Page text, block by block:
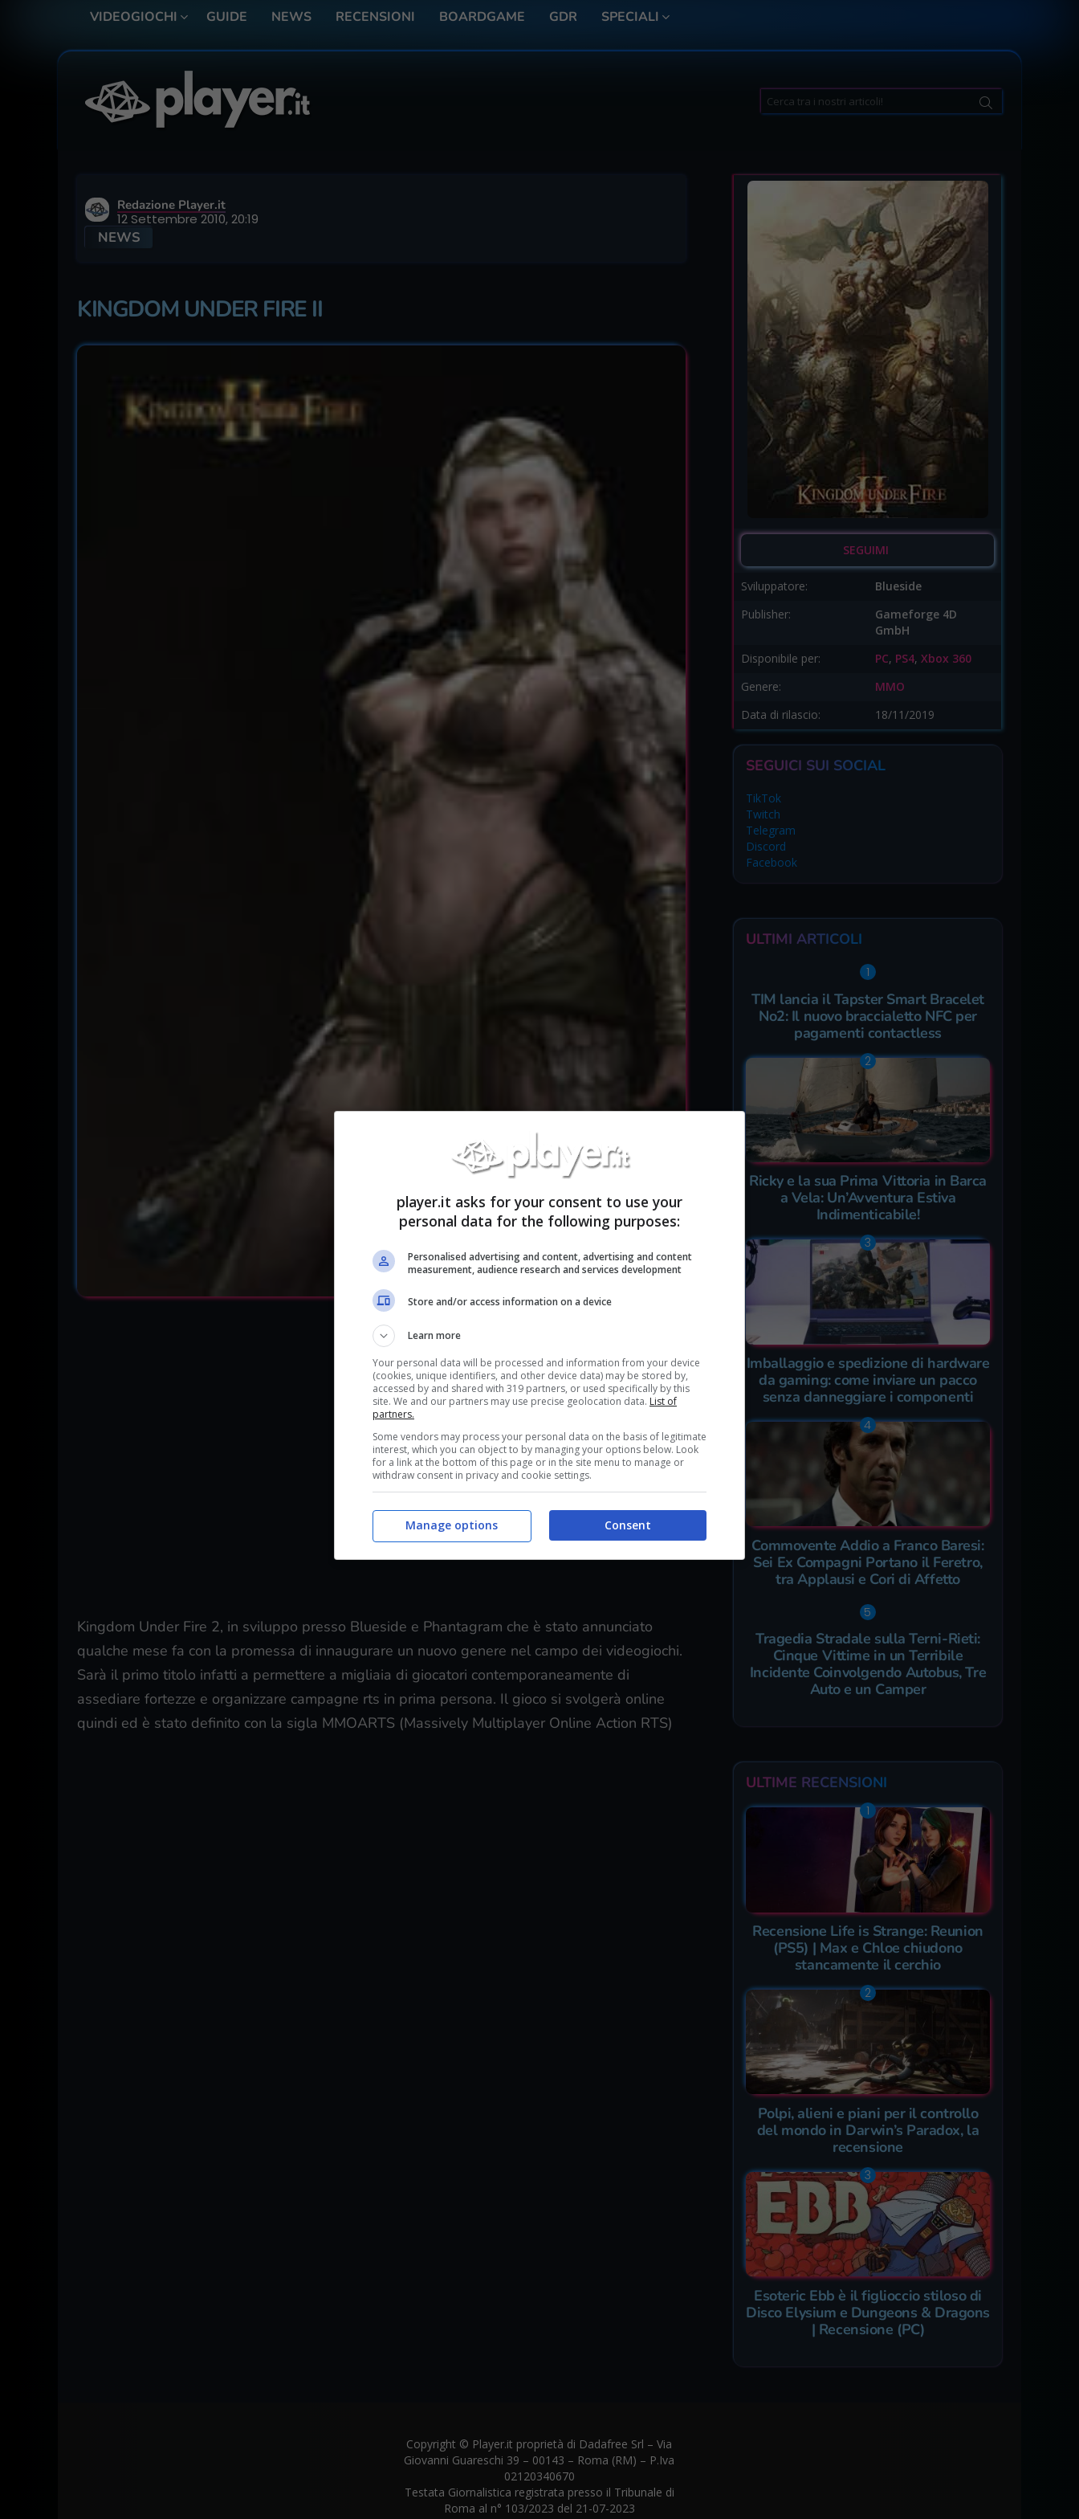
VIDEOGIOCHI GUIDE NEWS RECENSIONI BOARDGAME GDR SPECIALI
Search
for:
Redazione Player.it
12 Settembre 2010, 20:19
NEWS
KINGDOM UNDER FIRE II
Kingdom Under Fire 2, in sviluppo presso Blueside e Phantagram che è stato annunciato
qualche mese fa con la promessa di innaugurare un nuovo genere nel campo dei videogiochi.
Sarà il primo titolo infatti a permettere a migliaia di giocatori contemporaneamente di
assediare fortezze e organizzare campagne rts in prima persona. Il gioco si svolgerà online
quindi ed è stato definito con la sigla MMOARTS (Massively Multiplayer Online Action RTS)
SEGUIMI
Sviluppatore:
Blueside
Publisher:
Gameforge 4D
GmbH
Disponibile per:
PC, PS4, Xbox 360
Genere:
MMO
Data di rilascio:
18/11/2019
SEGUICI SUI SOCIAL
TikTok
Twitch
Telegram
Discord
Facebook
ULTIMI ARTICOLI
TIM lancia il Tapster Smart Bracelet
No2: Il nuovo braccialetto NFC per
pagamenti contactless
Ricky e la sua Prima Vittoria in Barca
a Vela: Un’Avventura Estiva
Indimenticabile!
Imballaggio e spedizione di hardware
da gaming: come inviare un pacco
senza danneggiare i componenti
Commovente Addio a Franco Baresi:
Sei Ex Compagni Portano il Feretro,
tra Applausi e Cori di Affetto
Tragedia Stradale sulla Terni-Rieti:
Cinque Vittime in un Terribile
Incidente Coinvolgendo Autobus, Tre
Auto e un Camper
ULTIME RECENSIONI
Recensione Life is Strange: Reunion
(PS5) | Max e Chloe chiudono
stancamente il cerchio
Polpi, alieni e piani per il controllo
del mondo in Darwin’s Paradox, la
recensione
Esoteric Ebb è il figlioccio stiloso di
Disco Elysium e Dungeons & Dragons
| Recensione (PC)
Copyright © Player.it proprietà di Dadafree Srl – Via
Giovanni Guareschi 39 – 00143 – Roma (RM) – P.Iva
02120340670
Testata Giornalistica registrata presso il Tribunale di
Roma al n° 103/2023 del 21-07-2023
player.it asks for your consent to use your
personal data for the following purposes:
Personalised advertising and content, advertising and content
measurement, audience research and services development
Store and/or access information on a device
Learn more
Your personal data will be processed and information from your device
(cookies, unique identifiers, and other device data) may be stored by,
accessed by and shared with 319 partners, or used specifically by this
site. We and our partners may use precise geolocation data. List of
partners.
Some vendors may process your personal data on the basis of legitimate
interest, which you can object to by managing your options below. Look
for a link at the bottom of this page or in the site menu to manage or
withdraw consent in privacy and cookie settings.
Consent
Manage options